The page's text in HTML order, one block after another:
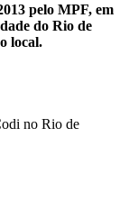
pelo MPF, em
do Rio de
local.